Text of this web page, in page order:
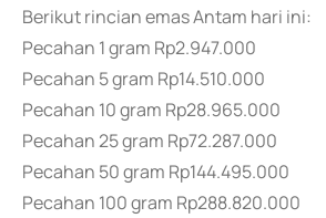
Berikut rincian emas Antam hari ini:
Pecahan 1 gram Rp2.947.000
Pecahan 5 gram Rp14.510.000
Pecahan 10 gram Rp28.965.000
Pecahan 25 gram Rp72.287.000
Pecahan 50 gram Rp144.495.000
Pecahan 100 gram Rp288.820.000